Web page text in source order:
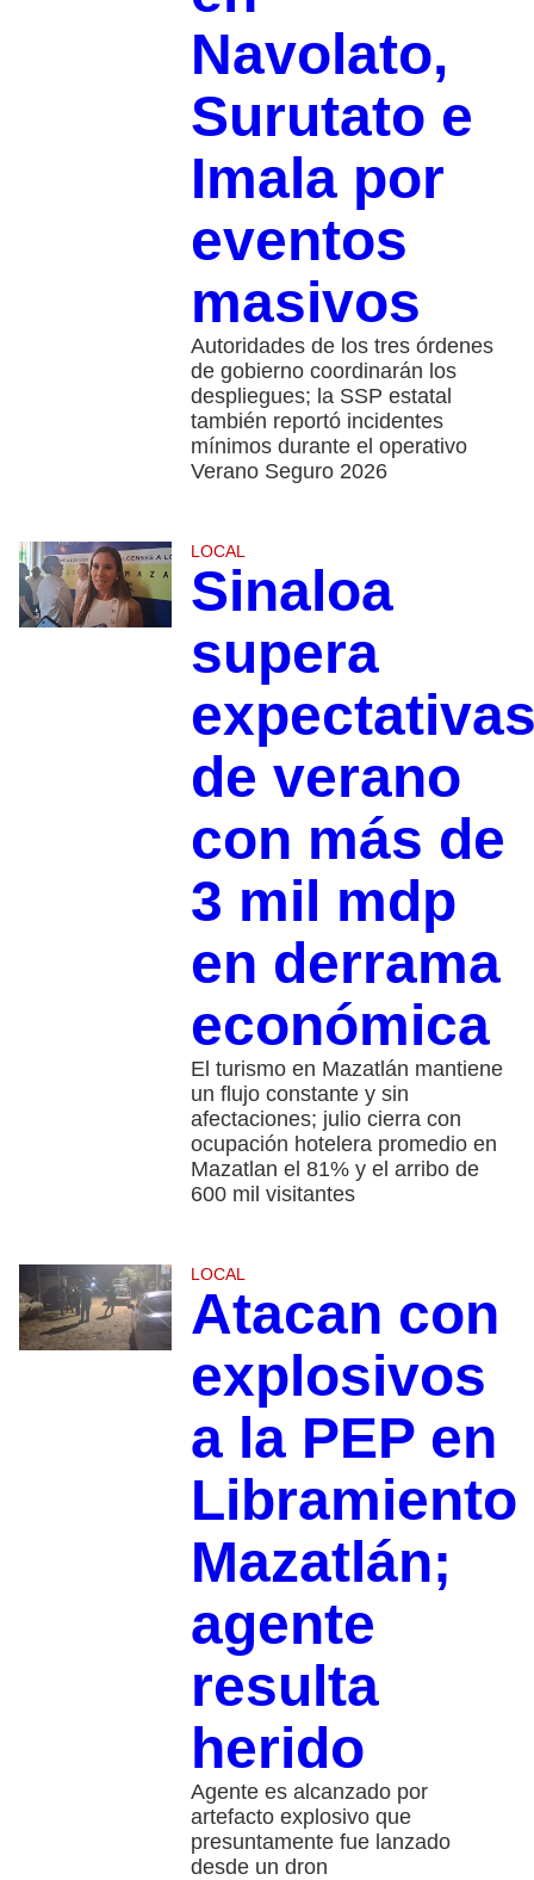
Navolato,
Surutato e
Imala por
eventos
masivos
Autoridades de los tres órdenes
de gobierno coordinarán los
despliegues; la SSP estatal
también reportó incidentes
mínimos durante el operativo
Verano Seguro 2026
LOCAL
Sinaloa
supera
de verano
con más de
3 mil mdp
en derrama
económica
El turismo en Mazatlán mantiene
un flujo constante y sin
afectaciones; julio cierra con
ocupación hotelera promedio en
Mazatlan el 81% y el arribo de
600 mil visitantes
LOCAL
Atacan con
explosivos
a la PEP en
Libramiento
Mazatlán;
agente
resulta
herido
Agente es alcanzado por
artefacto explosivo que
presuntamente fue lanzado
desde un dron